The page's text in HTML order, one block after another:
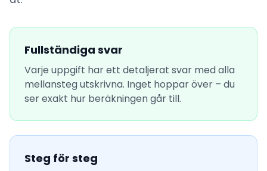
Fullständiga svar
Varje uppgift har ett detaljerat svar med alla
mellansteg utskrivna. Inget hoppar över – du
ser exakt hur beräkningen går till.
Steg för steg